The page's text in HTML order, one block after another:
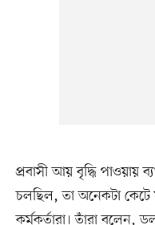
প্রবাসী আয় বৃদ্ধি পাওয়ায়
চলছিল, তা অনেকটা কেটে
কর্মকর্তারা। তাঁরা বলেন,